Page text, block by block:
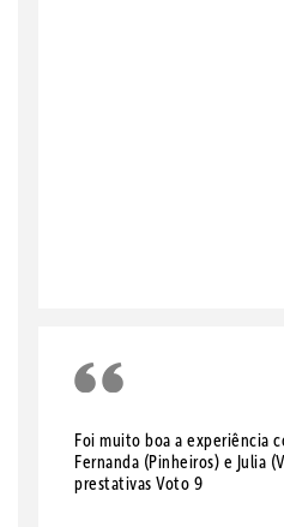
Foi muito boa a experiência
Fernanda (Pinheiros) e Julia
prestativas Voto 9